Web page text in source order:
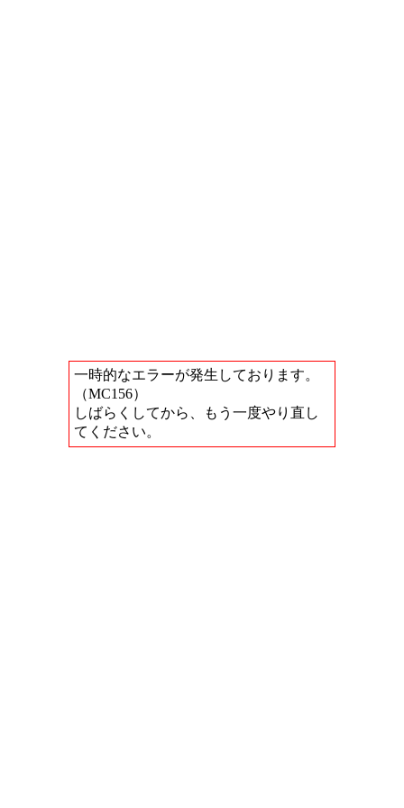
一時的なエラーが発生しております。
（MC156）
しばらくしてから、もう一度やり直し
てください。